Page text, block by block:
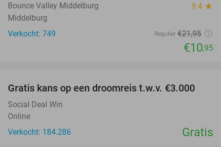
Bounce Valley Middelburg 9.4 star
Middelburg
Verkocht: 749
Regulier €21,95
€10,95
Gratis kans op een droomreis t.w.v. €3.000
Social Deal Win
Online
Verkocht: 184.286
Gratis